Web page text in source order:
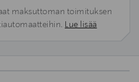
maksuttoman toimituksen
Lue lisää